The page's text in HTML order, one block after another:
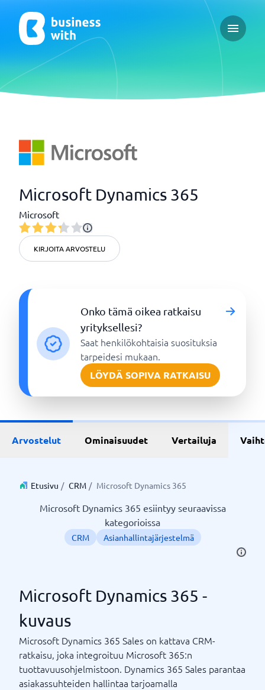
Open
Microsoft Dynamics 365
Microsoft
KIRJOITA ARVOSTELU
Onko tämä oikea ratkaisu
yrityksellesi?
Saat henkilökohtaisia suosituksia
tarpeidesi mukaan.
LÖYDÄ SOPIVA RATKAISU
Arvostelut Ominaisuudet Vertailuja
Etusivu / CRM / Microsoft Dynamics 365
Microsoft Dynamics 365 esiintyy seuraavissa
kategorioissa
CRM Asianhallintajärjestelmä
Microsoft Dynamics 365 -
kuvaus
Microsoft Dynamics 365 Sales on kattava CRM-
ratkaisu, joka integroituu Microsoft 365:n
tuottavuusohjelmistoon. Dynamics 365 Sales parantaa
asiakassuhteiden hallintaa tarjoamalla